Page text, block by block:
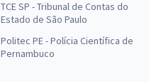
TCE SP - Tribunal de Contas do
Estado de São Paulo
Politec PE - Polícia Científica de
Pernambuco